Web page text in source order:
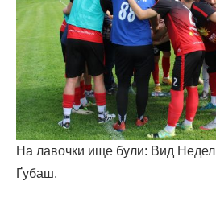
На лавочки ище були: Вид
Ґубаш.